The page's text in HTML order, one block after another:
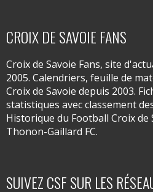
CROIX DE SAVOIE FANS
Croix de Savoie Fans, site
2005. Calendriers, feuille de
Croix de Savoie depuis 2003.
statistiques avec classement
Historique du Football Croix de
Thonon-Gaillard FC.
SUIVEZ CSF SUR LES